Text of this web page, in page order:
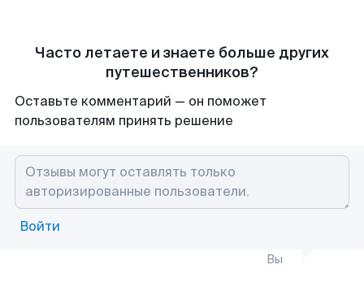
Часто летаете и знаете больше других
путешественников?
Оставьте комментарий — он поможет
пользователям принять решение
Войти
Вы